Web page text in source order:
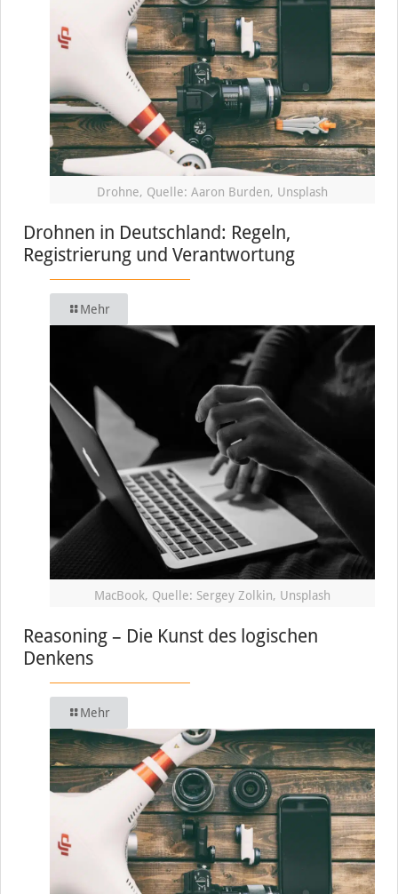
Drohne, Quelle: Aaron Burden, Unsplash
Drohnen in Deutschland: Regeln,
Registrierung und Verantwortung
Mehr
MacBook, Quelle: Sergey Zolkin, Unsplash
Reasoning – Die Kunst des logischen
Denkens
Mehr